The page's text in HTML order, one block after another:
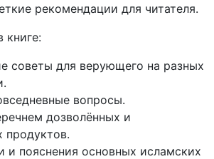
рекомендации для читателя.
книге:
советы для верующего на разных
вопросы.
дозволённых и
продуктов.
и пояснения основных исламских